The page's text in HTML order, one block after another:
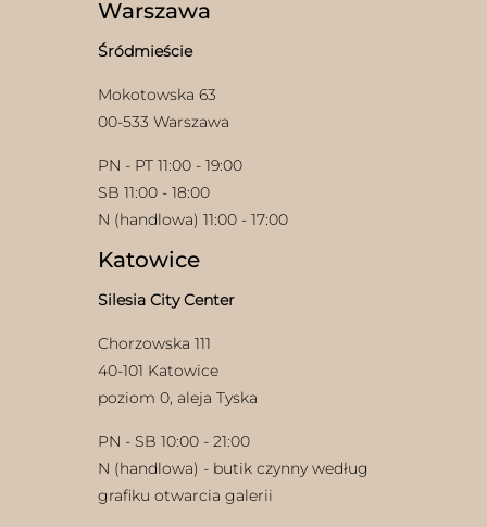
Warszawa
Śródmieście
Mokotowska 63
00-533 Warszawa
PN - PT 11:00 - 19:00
SB 11:00 - 18:00
N (handlowa) 11:00 - 17:00
Katowice
Silesia City Center
Chorzowska 111
40-101 Katowice
poziom 0, aleja Tyska
PN - SB 10:00 - 21:00
N (handlowa) - butik czynny według
grafiku otwarcia galerii